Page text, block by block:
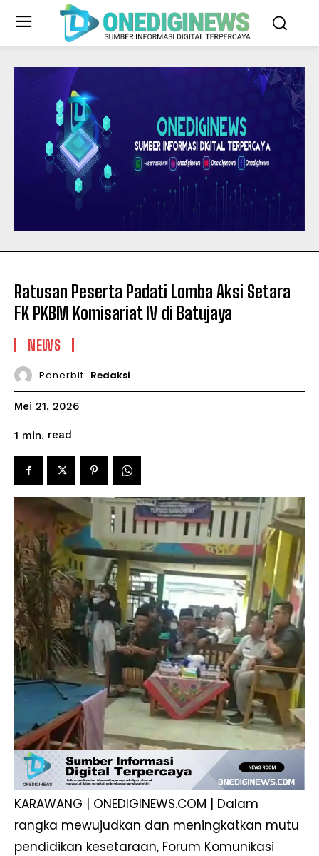
Ratusan Peserta Padati Lomba Aksi Setara
FK PKBM Komisariat IV di Batujaya
NEWS
Penerbit: Redaksi
Mei 21, 2026
1 min. read
KARAWANG | ONEDIGINEWS.COM | Dalam
rangka mewujudkan dan meningkatkan mutu
pendidikan kesetaraan, Forum Komunikasi